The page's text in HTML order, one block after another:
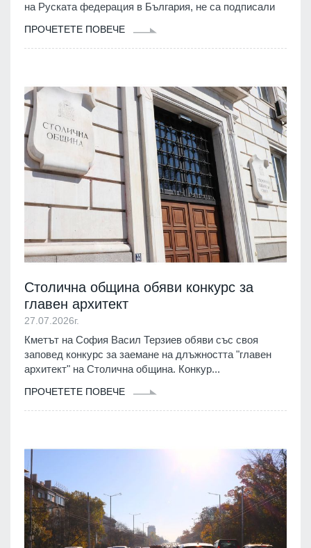
на Руската федерация в България, не са подписали
ПРОЧЕТЕТЕ ПОВЕЧЕ
Столична община обяви конкурс за
главен архитект
27.07.2026г.
Кметът на София Васил Терзиев обяви със своя
заповед конкурс за заемане на длъжността "главен
архитект" на Столична община. Конкур...
ПРОЧЕТЕТЕ ПОВЕЧЕ